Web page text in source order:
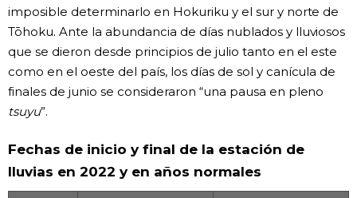
imposible determinarlo en Hokuriku y el sur y norte de
Tōhoku. Ante la abundancia de días nublados y lluviosos
que se dieron desde principios de julio tanto en el este
como en el oeste del país, los días de sol y canícula de
finales de junio se consideraron “una pausa en pleno
tsuyu”.
Fechas de inicio y final de la estación de
lluvias en 2022 y en años normales